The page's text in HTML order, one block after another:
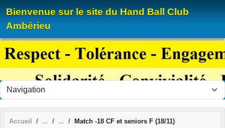
Bienvenue sur le site du Hand Ball Club
Ambérieu
Accueil Match -18 CF et seniors F (18/11)